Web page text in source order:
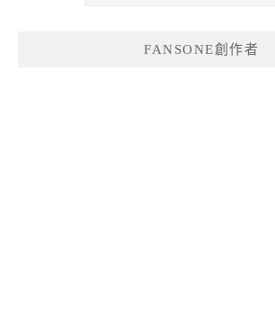
FANSONE創作者